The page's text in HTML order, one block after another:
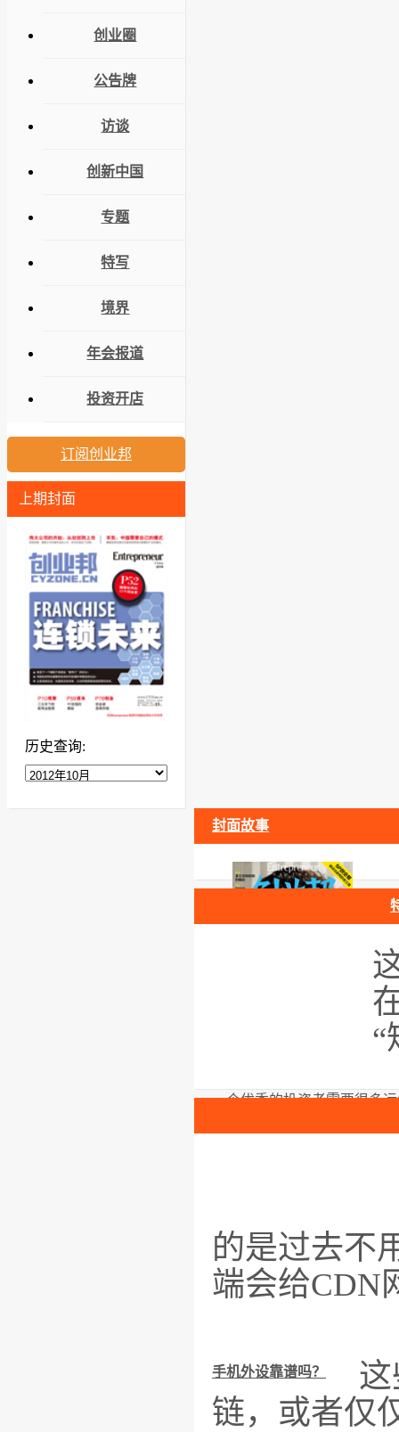
创业圈
公告牌
访谈
创新中国
专题
特写
境界
年会报道
投资开店
订阅创业邦
上期封面
历史查询:
封面故事
一个优秀的投资者需要很多
吉姆·布雷耶：我眼中的
“
的是过去不
端会给CDN
手机外设靠谱吗？
这
链，或者仅